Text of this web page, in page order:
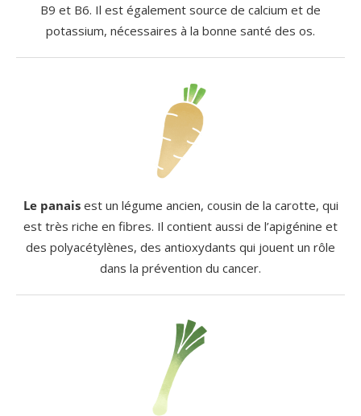
B9 et B6. Il est également source de calcium et de
potassium, nécessaires à la bonne santé des os.
Le panaisest un légume ancien, cousin de la carotte, qui
est très riche en fibres. Il contient aussi de l’apigénine et
des polyacétylènes, des antioxydants qui jouent un rôle
dans la prévention du cancer.